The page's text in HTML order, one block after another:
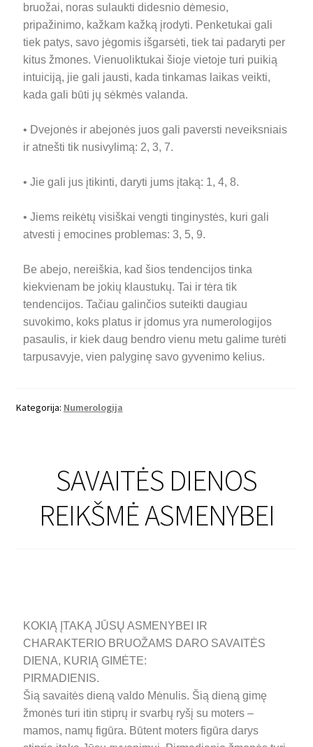
bruožai, noras sulaukti didesnio dėmesio,
pripažinimo, kažkam kažką įrodyti. Penketukai gali
tiek patys, savo jėgomis išgarsėti, tiek tai padaryti per
kitus žmones. Vienuoliktukai šioje vietoje turi puikią
intuiciją, jie gali jausti, kada tinkamas laikas veikti,
kada gali būti jų sėkmės valanda.
• Dvejonės ir abejonės juos gali paversti neveiksniais
ir atnešti tik nusivylimą: 2, 3, 7.
• Jie gali jus įtikinti, daryti jums įtaką: 1, 4, 8.
• Jiems reikėtų visiškai vengti tinginystės, kuri gali
atvesti į emocines problemas: 3, 5, 9.
Be abejo, nereiškia, kad šios tendencijos tinka
kiekvienam be jokių klaustukų. Tai ir tėra tik
tendencijos. Tačiau galinčios suteikti daugiau
suvokimo, koks platus ir įdomus yra numerologijos
pasaulis, ir kiek daug bendro vienu metu galime turėti
tarpusavyje, vien palyginę savo gyvenimo kelius.
Kategorija: Numerologija
SAVAITĖS DIENOS
REIKŠMĖ ASMENYBEI
KOKIĄ ĮTAKĄ JŪSŲ ASMENYBEI IR
CHARAKTERIO BRUOŽAMS DARO SAVAITĖS
DIENA, KURIĄ GIMĖTE:
PIRMADIENIS.
Šią savaitės dieną valdo Mėnulis. Šią dieną gimę
žmonės turi itin stiprų ir svarbų ryšį su moters –
mamos, namų figūra. Būtent moters figūra darys